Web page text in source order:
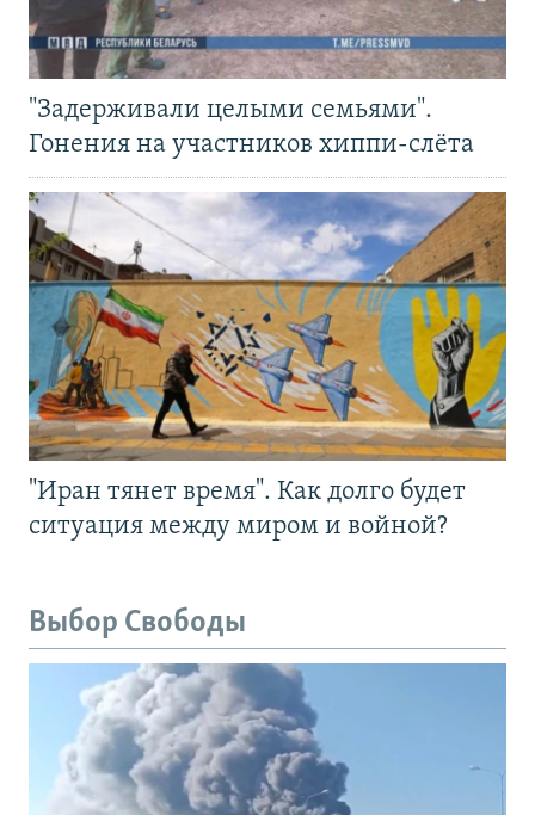
"Задерживали целыми семьями".
Гонения на участников хиппи-слёта
"Иран тянет время". Как долго будет
ситуация между миром и войной?
Выбор Свободы